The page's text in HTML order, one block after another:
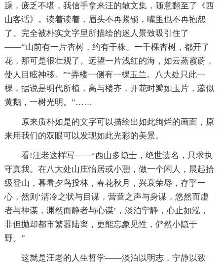
躁，疲乏不堪，我信手拿来汪的散文集，随意翻至了《西
山客话》。读着读着，眉头不再紧锁，嘴里也不再抱怨
了。完全被朴实文字里所描绘的迷人景致吸引住了
——“山前有一片杏树，约有干株。一千棵杏树，都开了
花，那可是很壮观了。远望一片浅红的海，如云蒸霞蔚，
使人目眩神移。”“弄楼一侧有一棵玉兰。八大处只此一
棵，据说是明代所植，高与楼齐，开花时瓣如玉片，蕊似
黄鹅，一树光明。”……
原来质朴如是的文字可以描绘出如此绚烂的画面，原
来用我们的双眼可以发现如此光彩的美景。
看!汪老这样写——“西山多隐士，绝世遗名，只求执
守真我。在八大处山庄怡居或小憩，做一个闲人，晨起拾
级登山，暮看夕鸟投林，春花秋月，兴衰荣辱，存乎一
心，然则‘清冷之状与目谋，营营之声与身谋，悠然而虚
者与神谋，渊然而静者与心谋’，淡泊宁静，心止如泓，
非但抛却都市繁嚣陆离，更能忘象见性，俨然小隐于
野。”
这就是汪老的人生哲学——淡泊以明志，宁静以致